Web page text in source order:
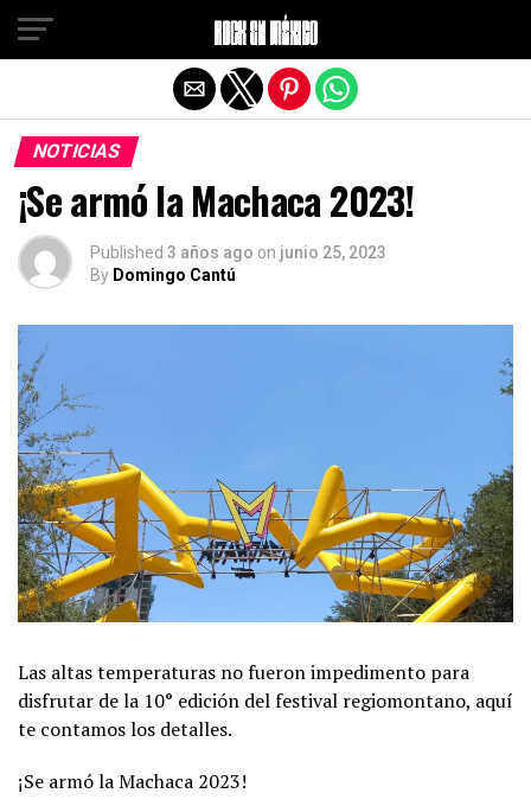
NOTICIAS
¡Se armó la Machaca 2023!
Published 3 años ago on junio 25, 2023
By Domingo Cantú
Las altas temperaturas no fueron impedimento para
disfrutar de la 10° edición del festival regiomontano, aquí
te contamos los detalles.
¡Se armó la Machaca 2023!
Salir de la versión móvil